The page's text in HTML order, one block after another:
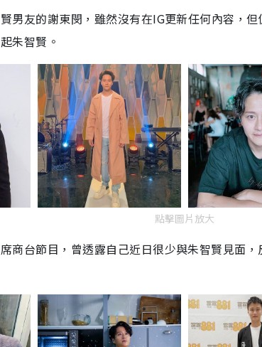
男友的謝東閔，雖然沒有在IG更新任何內容，
朱智賢。
點擊圖片放大
商台節目，曾透露自己近日很少與朱智賢見面